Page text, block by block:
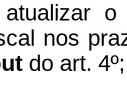
o
nos
do art.